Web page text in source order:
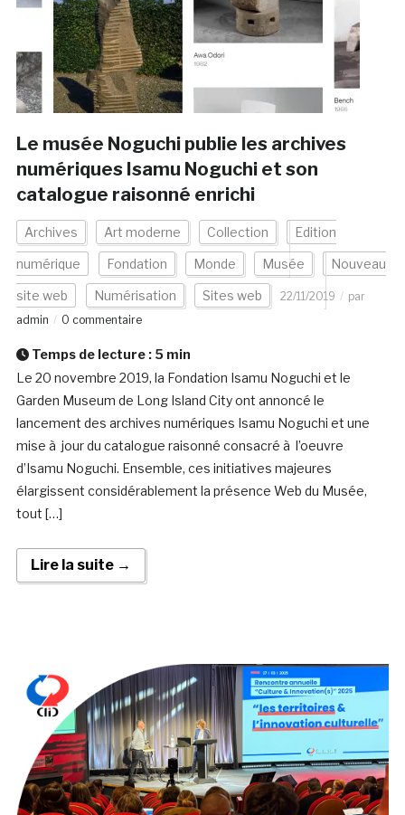
Le musée Noguchi publie les archives
numériques Isamu Noguchi et son
catalogue raisonné enrichi
Archives Art moderne Collection Edition
numérique Fondation Monde Musée Nouveau
site web Numérisation Sites web 22/11/2019
par
admin
0 commentaire
Temps de lecture : 5 min
Le 20 novembre 2019, la Fondation Isamu Noguchi et le
Garden Museum de Long Island City ont annoncé le
lancement des archives numériques Isamu Noguchi et une
mise à jour du catalogue raisonné consacré à l’oeuvre
d’Isamu Noguchi. Ensemble, ces initiatives majeures
élargissent considérablement la présence Web du Musée,
tout […]
Lire la suite →